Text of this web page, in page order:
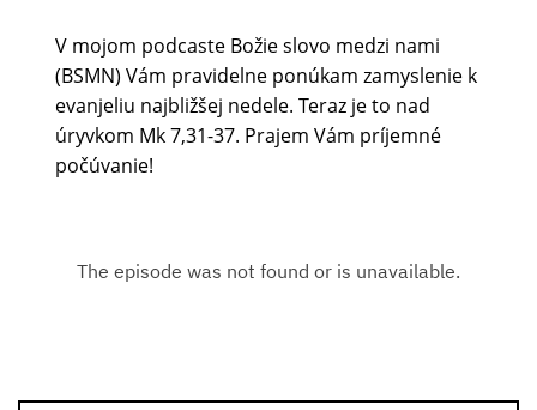
V mojom podcaste Božie slovo medzi nami
(BSMN) Vám pravidelne ponúkam zamyslenie k
evanjeliu najbližšej nedele. Teraz je to nad
úryvkom Mk 7,31-37. Prajem Vám príjemné
počúvanie!